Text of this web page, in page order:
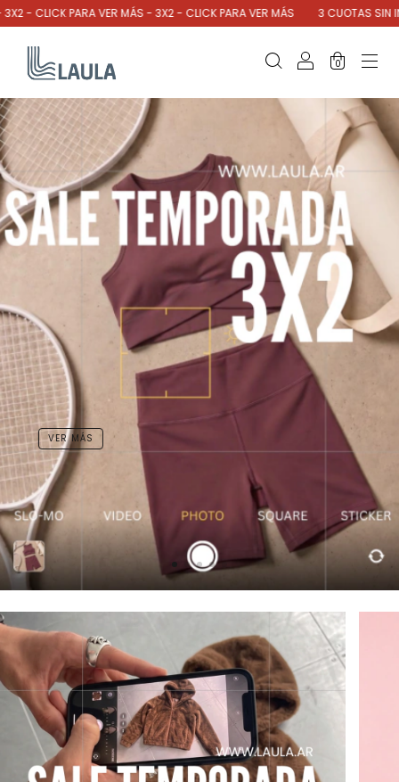
PARA VER MÁS - 3X2 - CLICK PARA VER MÁS 3 CUOTAS SIN INTERES -
0
VER MÁS